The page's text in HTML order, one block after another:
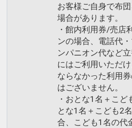
お客様ご自身で布
場合があります。
・館内利用券/売店
ンの場合、電話代
ンパニオン代など
にはご利用いただ
ならなかった利用
はございません。
・おとな1名＋こど
とな1名＋こども2
合、こども1名の代